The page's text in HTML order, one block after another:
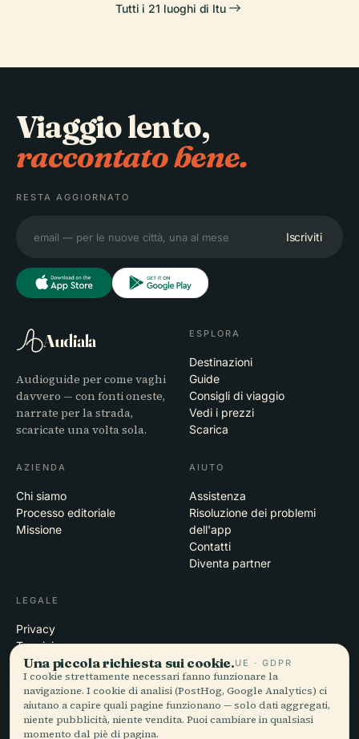
Tutti i 21 luoghi di Itu
Viaggio lento,
raccontato bene.
RESTA AGGIORNATO
Iscriviti
Audiala
Audioguide per come vaghi
davvero — con fonti oneste,
narrate per la strada,
scaricate una volta sola.
ESPLORA
Destinazioni
Guide
Consigli di viaggio
Vedi i prezzi
Scarica
AZIENDA
Chi siamo
Processo editoriale
Missione
AIUTO
Assistenza
Risoluzione dei problemi
dell'app
Contatti
Diventa partner
LEGALE
Privacy
Termini
Impostazioni cookie
Elimina account
Una piccola richiesta sui cookie.UE · GDPR
I cookie strettamente necessari fanno funzionare la
navigazione. I cookie di analisi (PostHog, Google Analytics) ci
aiutano a capire quali pagine funzionano — solo dati aggregati,
niente pubblicità, niente vendita. Puoi cambiare in qualsiasi
momento dal piè di pagina.